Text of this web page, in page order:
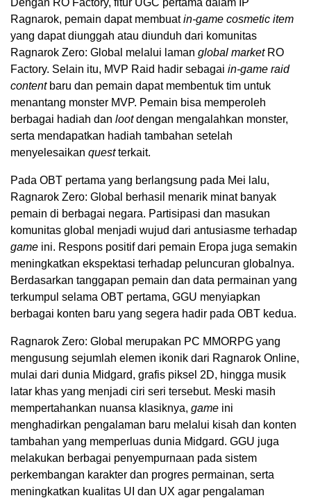
Dengan RO Factory, fitur UGC pertama dalam IP
Ragnarok, pemain dapat membuatin-game cosmetic item
yang dapat diunggah atau diunduh dari komunitas
Ragnarok Zero: Global melalui laman global market RO
Factory. Selain itu, MVP Raid hadir sebagai in-game raid
content baru dan pemain dapat membentuk tim untuk
menantang monster MVP. Pemain bisa memperoleh
berbagai hadiah dan lootdengan mengalahkan monster,
serta mendapatkan hadiah tambahan setelah
menyelesaikan questterkait.
Pada OBT pertama yang berlangsung pada Mei lalu,
Ragnarok Zero: Global berhasil menarik minat banyak
pemain di berbagai negara. Partisipasi dan masukan
komunitas global menjadi wujud dari antusiasme terhadap
game ini. Respons positif dari pemain Eropa juga semakin
meningkatkan ekspektasi terhadap peluncuran globalnya.
Berdasarkan tanggapan pemain dan data permainan yang
terkumpul selama OBT pertama, GGU menyiapkan
berbagai konten baru yang segera hadir pada OBT kedua.
Ragnarok Zero: Global merupakan PC MMORPG yang
mengusung sejumlah elemen ikonik dari Ragnarok Online,
mulai dari dunia Midgard, grafis piksel 2D, hingga musik
latar khas yang menjadi ciri seri tersebut. Meski masih
mempertahankan nuansa klasiknya, game ini
menghadirkan pengalaman baru melalui kisah dan konten
tambahan yang memperluas dunia Midgard. GGU juga
melakukan berbagai penyempurnaan pada sistem
perkembangan karakter dan progres permainan, serta
meningkatkan kualitas UI dan UX agar pengalaman